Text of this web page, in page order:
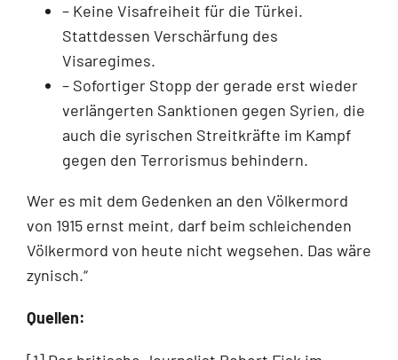
– Keine Visafreiheit für die Türkei.
Stattdessen Verschärfung des
Visaregimes.
– Sofortiger Stopp der gerade erst wieder
verlängerten Sanktionen gegen Syrien, die
auch die syrischen Streitkräfte im Kampf
gegen den Terrorismus behindern.
Wer es mit dem Gedenken an den Völkermord
von 1915 ernst meint, darf beim schleichenden
Völkermord von heute nicht wegsehen. Das wäre
zynisch.“
Quellen: